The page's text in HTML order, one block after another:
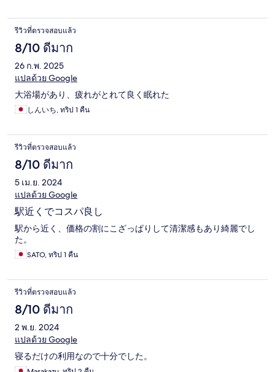
รีวิวที่ตรวจสอบแล้ว
8/10 ดีมาก
26 ก.พ. 2025
แปลด้วย Google
大浴場があり、疲れがとれて良く眠れた
しんいち, ทริป 1 คืน
รีวิวที่ตรวจสอบแล้ว
8/10 ดีมาก
5 เม.ย. 2024
แปลด้วย Google
駅近くでコスパ良し
駅から近く、価格の割にこざっぱりして清潔感もあり綺麗でし
た。
SATO, ทริป 1 คืน
รีวิวที่ตรวจสอบแล้ว
8/10 ดีมาก
2 พ.ย. 2024
แปลด้วย Google
寝るだけの利用なので十分でした。